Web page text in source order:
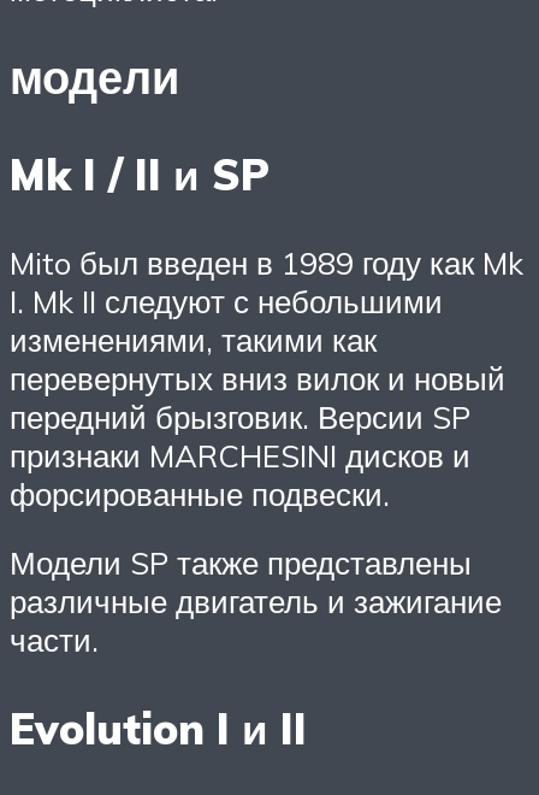
модели
Mk I / II и SP
Mito был введен в 1989 году как Mk
I. Mk II следуют с небольшими
изменениями, такими как
перевернутых вниз вилок и новый
передний брызговик. Версии SP
признаки MARCHESINI дисков и
форсированные подвески.
Модели SP также представлены
различные двигатель и зажигание
части.
Evolution I и II